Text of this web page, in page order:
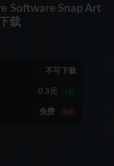
Software Snap Art
载
不可下载
0.3元
免费 推荐